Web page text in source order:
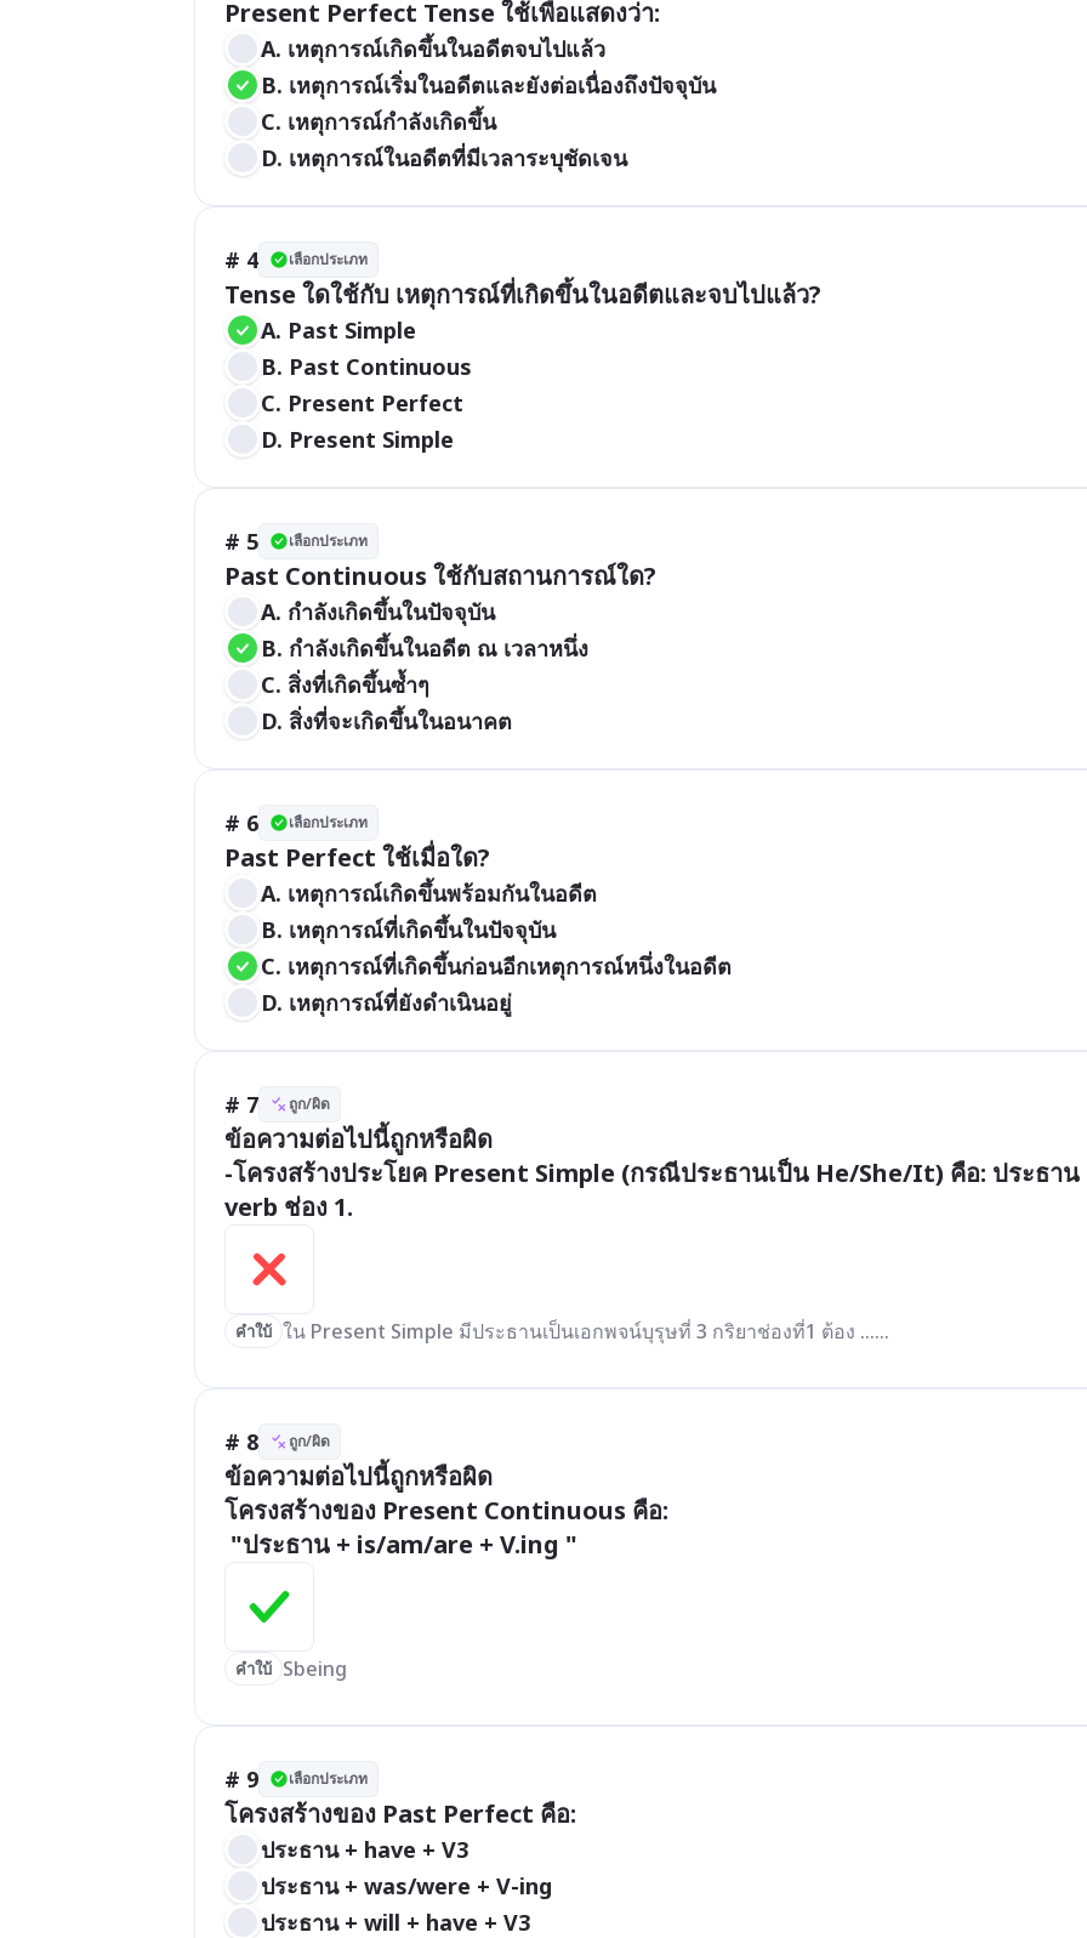
Present Perfect Tense ใช้เพื่อแสดงว่า:
A. เหตุการณ์เกิดขึ้นในอดีตจบไปแล้ว
B. เหตุการณ์เริ่มในอดีตและยังต่อเนื่องถึงปัจจุบัน
C. เหตุการณ์กำลังเกิดขึ้น
D. เหตุการณ์ในอดีตที่มีเวลาระบุชัดเจน
# 4 เลือกประเภท
Tense ใดใช้กับ เหตุการณ์ที่เกิดขึ้นในอดีตและจบไปแล้ว?
A. Past Simple
B. Past Continuous
C. Present Perfect
D. Present Simple
# 5 เลือกประเภท
A. กำลังเกิดขึ้นในปัจจุบัน
B. กำลังเกิดขึ้นในอดีต ณ เวลาหนึ่ง
C. สิ่งที่เกิดขึ้นซ้ำๆ
D. สิ่งที่จะเกิดขึ้นในอนาคต
# 6 เลือกประเภท
Past Perfect ใช้เมื่อใด?
A. เหตุการณ์เกิดขึ้นพร้อมกันในอดีต
B. เหตุการณ์ที่เกิดขึ้นในปัจจุบัน
C. เหตุการณ์ที่เกิดขึ้นก่อนอีกเหตุการณ์หนึ่งในอดีต
D. เหตุการณ์ที่ยังดำเนินอยู่
# 7 ถูก/ผิด
ข้อความต่อไปนี้ถูกหรือผิด
-โครงสร้างประโยค Present Simple (กรณีประธานเป็น He/She/It) คือ: ประธาน
verb ช่อง 1.
คำใบ้ ใน Present Simple มีประธานเป็นเอกพจน์บุรุษที่ 3 กริยาช่องที่1 ต้อง ......
# 8 ถูก/ผิด
ข้อความต่อไปนี้ถูกหรือผิด
โครงสร้างของ Present Continuous คือ:
คำใบ้ Sbeing
# 9 เลือกประเภท
โครงสร้างของ Past Perfect คือ:
ประธาน + have + V3
ประธาน + was/were + V-ing
ประธาน + will + have + V3